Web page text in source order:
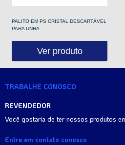
PALITO EM PS CRISTAL DESCARTÁVEL
PARA UNHA
Ver produto
TRABALHE CONOSCO
REVENDEDOR
Você gostaria de ter nossos produtos
Entre em contato conosco